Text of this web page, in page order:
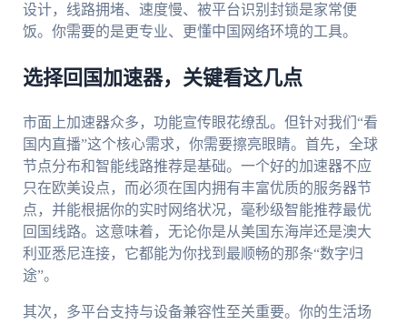
设计，线路拥堵、速度慢、被平台识别封锁是家常便
饭。你需要的是更专业、更懂中国网络环境的工具。
选择回国加速器，关键看这几点
市面上加速器众多，功能宣传眼花缭乱。但针对我们“看
国内直播”这个核心需求，你需要擦亮眼睛。首先，全球
节点分布和智能线路推荐是基础。一个好的加速器不应
只在欧美设点，而必须在国内拥有丰富优质的服务器节
点，并能根据你的实时网络状况，毫秒级智能推荐最优
回国线路。这意味着，无论你是从美国东海岸还是澳大
利亚悉尼连接，它都能为你找到最顺畅的那条“数字归
途”。
其次，多平台支持与设备兼容性至关重要。你的生活场